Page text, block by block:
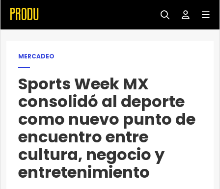
MERCADEO
Sports Week MX
consolidó al deporte
como nuevo punto de
encuentro entre
cultura, negocio y
entretenimiento